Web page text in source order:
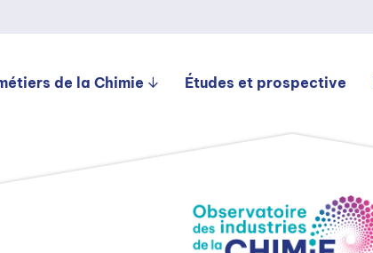
de la Chimie Études et prospective